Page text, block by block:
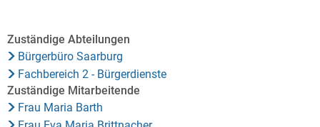
Zuständige Abteilungen
Bürgerbüro Saarburg
Fachbereich 2 - Bürgerdienste
Zuständige Mitarbeitende
Frau Maria Barth